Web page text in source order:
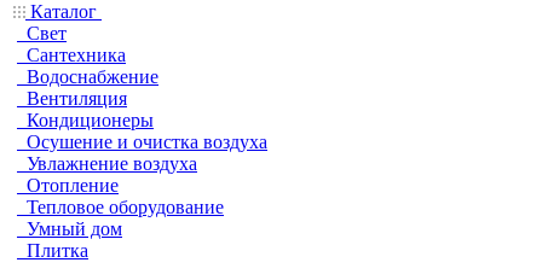
Каталог
Свет
Сантехника
Водоснабжение
Вентиляция
Кондиционеры
Осушение и очистка воздуха
Увлажнение воздуха
Отопление
Тепловое оборудование
Умный дом
Плитка